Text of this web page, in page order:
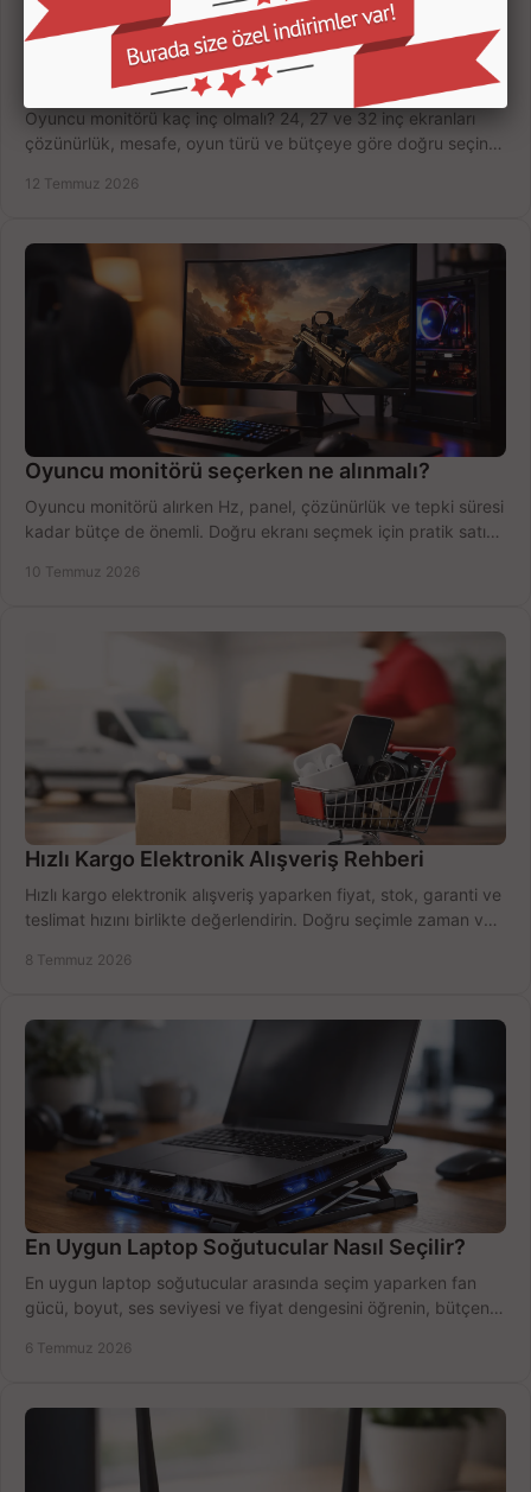
Oyuncu Monitörü Kaç İnç Olmalı? Doğru Seçim
Oyuncu monitörü kaç inç olmalı? 24, 27 ve 32 inç ekranları
çözünürlük, mesafe, oyun türü ve bütçeye göre doğru seçin,
12 Temmuz 2026
Oyuncu monitörü seçerken ne alınmalı?
Oyuncu monitörü alırken Hz, panel, çözünürlük ve tepki süresi
kadar bütçe de önemli. Doğru ekranı seçmek için pratik satın
10 Temmuz 2026
Hızlı Kargo Elektronik Alışveriş Rehberi
Hızlı kargo elektronik alışveriş yaparken fiyat, stok, garanti ve
teslimat hızını birlikte değerlendirin. Doğru seçimle zaman ve
8 Temmuz 2026
En Uygun Laptop Soğutucular Nasıl Seçilir?
En uygun laptop soğutucular arasında seçim yaparken fan
gücü, boyut, ses seviyesi ve fiyat dengesini öğrenin, bütçenizi
6 Temmuz 2026